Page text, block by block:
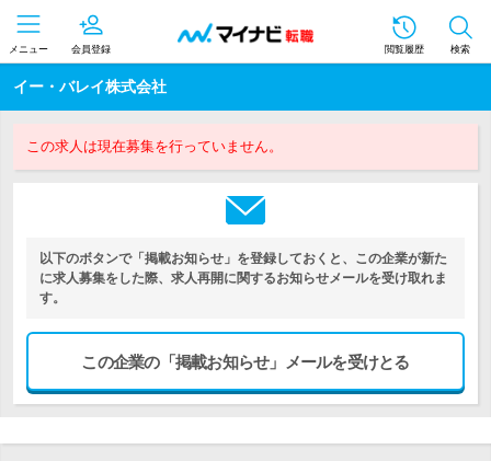
メニュー 会員登録 閲覧履歴 検索
イー・バレイ株式会社
この求人は現在募集を行っていません。
以下のボタンで「掲載お知らせ」を登録しておくと、この企業が新た
に求人募集をした際、求人再開に関するお知らせメールを受け取れま
す。
この企業の「掲載お知らせ」メールを受けとる